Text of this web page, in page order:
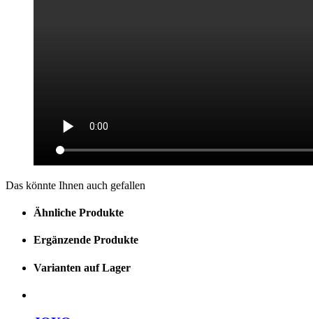
Das könnte Ihnen auch gefallen
Ähnliche Produkte
Ergänzende Produkte
Varianten auf Lager